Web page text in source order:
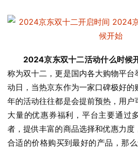
2024京东双十二活动什么时候
称为双十二，更是国内各大购物平
动日，当热京东作为一家口碑极好
年的活动往往都是会提前预热，用户
大量的优惠券福利，平台主要通过
者，提供丰富的商品选择和优惠力
合适的价格购买到最好的产品，那